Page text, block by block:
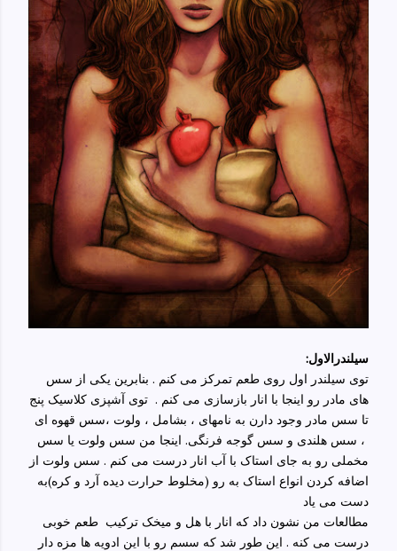
:سیلندرالاول
توی سیلندر اول روی طعم تمرکز می کنم . بنابرین یکی از سس
های مادر رو اینجا با انار بازسازی می کنم . توی آشپزی کلاسیک پنج
تا سس مادر وجود دارن به نامهای ، بشامل ، ولوت ،سس قهوه ای
، سس هلندی و سس گوجه فرنگی. اینجا من سس ولوت یا سس
مخملی رو به جای استاک با آب انار درست می کنم . سس ولوت از
اضافه کردن انواع استاک به رو (مخلوط حرارت دیده آرد و کره)به
دست می یاد
مطالعات من نشون داد که انار با هل و میخک ترکیب طعم خوبی
درست می کنه . این طور شد که سسم رو با این ادویه ها مزه دار